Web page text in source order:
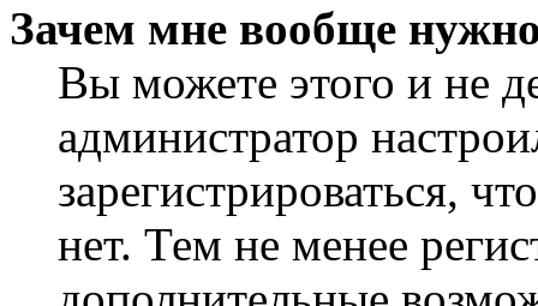
Зачем мне вообще
Вы можете этого и не
администратор
зарегистрироваться,
нет. Тем не менее